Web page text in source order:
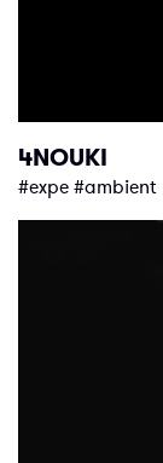
4NOUKI
#expe #ambient